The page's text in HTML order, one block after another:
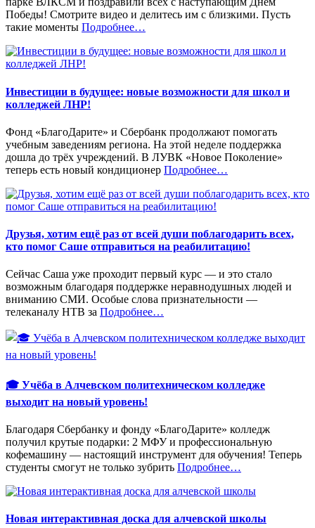
Победы! Смотрите видео и делитесь им с близкими. Пусть
такие моменты Подробнее«%s»
…
Инвестиции в будущее: новые возможности для школ и
колледжей ЛНР!
Фонд «БлагоДарите» и Сбербанк продолжают помогать
учебным заведениям региона. На этой неделе поддержка
дошла до трёх учреждений. В ЛУВК «Новое Поколение»
теперь есть новый кондиционер Подробнее«%s»
…
Друзья, хотим ещё раз от всей души поблагодарить всех,
кто помог Саше отправиться на реабилитацию!
Сейчас Саша уже проходит первый курс — и это стало
возможным благодаря поддержке неравнодушных людей и
вниманию СМИ. Особые слова признательности —
телеканалу НТВ за Подробнее«%s»
…
🎓 Учёба в Алчевском политехническом колледже
выходит на новый уровень!
Благодаря Сбербанку и фонду «БлагоДарите» колледж
получил крутые подарки: 2 МФУ и профессиональную
кофемашину — настоящий инструмент для обучения! Теперь
студенты смогут не только зубрить Подробнее«%s»
…
Новая интерактивная доска для алчевской школы